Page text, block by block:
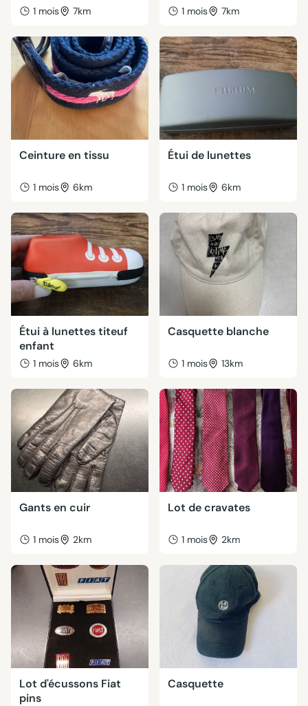
1 mois 7km 1 mois 7km
Ceinture en tissu
1 mois 6km
Étui de lunettes
1 mois 6km
Étui à lunettes titeuf
enfant
1 mois 6km
Casquette blanche
1 mois 13km
Gants en cuir
1 mois 2km
Lot de cravates
1 mois 2km
Lot d'écussons Fiat
pins
Casquette